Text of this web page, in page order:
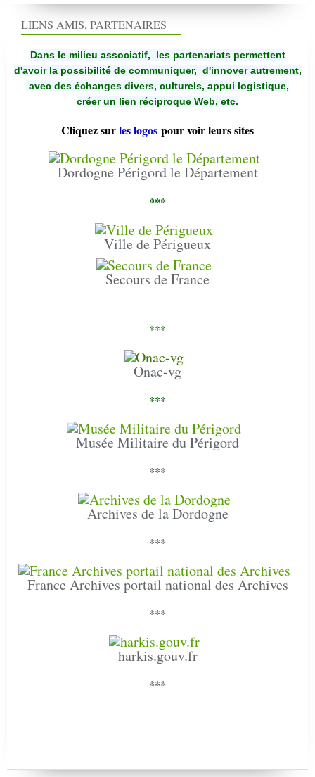
LIENS AMIS, PARTENAIRES
Dans le milieu associatif, les partenariats permettent
d'avoir la possibilité de communiquer, d'innover autrement,
avec des échanges divers, culturels, appui logistique,
créer un lien réciproque Web, etc.
Cliquez surles logos pour voir leurs sites
Dordogne Périgord le Département
***
Ville de Périgueux
Secours de France
***
Onac-vg
***
Musée Militaire du Périgord
***
Archives de la Dordogne
***
France Archives portail national des Archives
***
harkis.gouv.fr
***